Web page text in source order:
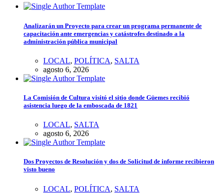
Analizarán un Proyecto para crear un programa permanente de
capacitación ante emergencias y catástrofes destinado a la
administración pública municipal
LOCAL, POLÍTICA, SALTA
agosto 6, 2026
La Comisión de Cultura visitó el sitio donde Güemes recibió
asistencia luego de la emboscada de 1821
LOCAL, SALTA
agosto 6, 2026
Dos Proyectos de Resolución y dos de Solicitud de informe recibieron
visto bueno
LOCAL, POLÍTICA, SALTA